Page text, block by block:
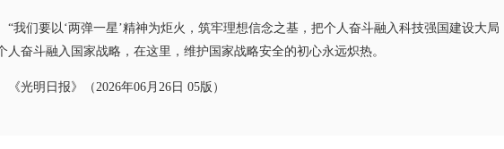
们要以‘两弹一星’精神为炬火，筑牢理想信念之基，把个人奋斗融入科技强国建设大局
人奋斗融入国家战略，在这里，维护国家战略安全的初心永远炽热。
光明日报》（2026年06月26日 05版）